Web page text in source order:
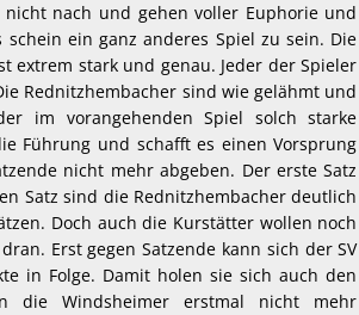
nach und gehen voller Euphorie und
ein ganz anderes Spiel zu sein. Die
extrem stark und genau. Jeder der Spieler
Rednitzhembacher sind wie gelähmt und
im vorangehenden Spiel solch starke
Führung und schafft es einen Vorsprung
nicht mehr abgeben. Der erste Satz
Satz sind die Rednitzhembacher deutlich
Doch auch die Kurstätter wollen noch
Erst gegen Satzende kann sich der SV
in Folge. Damit holen sie sich auch den
die Windsheimer erstmal nicht mehr